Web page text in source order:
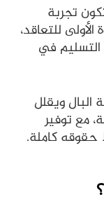
تجربة
للتعاقد،
التسليم في
البال ويقلل
مع توفير
حقوقه كاملة.